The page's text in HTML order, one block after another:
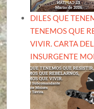
DILES QUE
TENEMOS QUE
VIVIR. CARTA
INSURGENTE